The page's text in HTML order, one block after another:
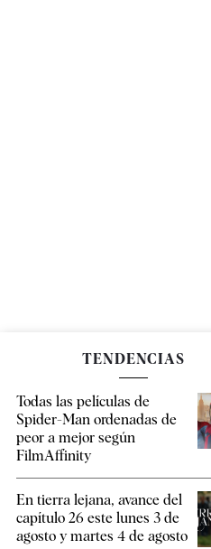
TENDENCIAS
Todas las películas de
Spider-Man ordenadas de
peor a mejor según
FilmAffinity
En tierra lejana, avance del
capítulo 26 este lunes 3 de
agosto y martes 4 de agosto